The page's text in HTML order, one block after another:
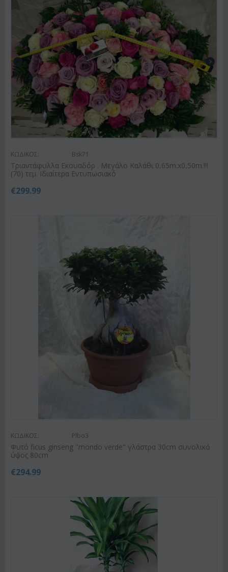
ΚΩΔΙΚΟΣ: Bsk71
Τριαντάφυλλα Εκουαδόρ . Μεγάλο Καλάθι 0,65m.x0,50m.!!!
(70) τεμ. Ιδιαίτερα Εντυπωσιακό
€299.99
ΚΩΔΙΚΟΣ: Plbo3
Φυτό ficus ginseng "mondo verde" γλάστρα 30cm συνολικό
ύψος 80cm
€294.99